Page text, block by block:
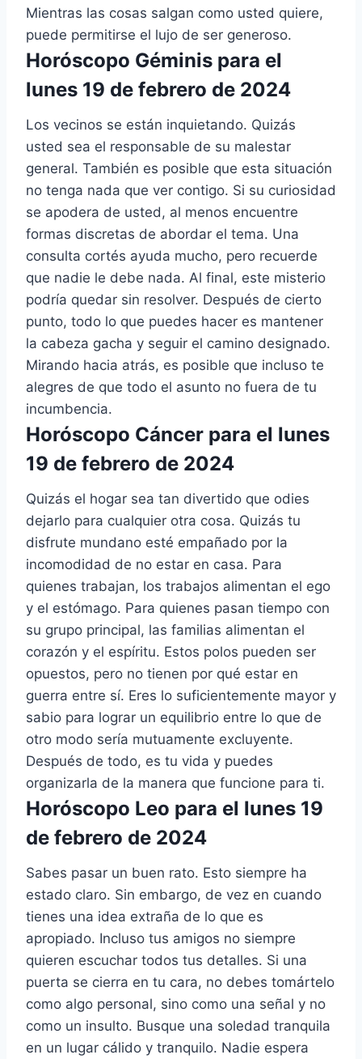
Mientras las cosas salgan como usted quiere,
puede permitirse el lujo de ser generoso.
Horóscopo Géminis para el
lunes 19 de febrero de 2024
Los vecinos se están inquietando. Quizás
usted sea el responsable de su malestar
general. También es posible que esta situación
no tenga nada que ver contigo. Si su curiosidad
se apodera de usted, al menos encuentre
formas discretas de abordar el tema. Una
consulta cortés ayuda mucho, pero recuerde
que nadie le debe nada. Al final, este misterio
podría quedar sin resolver. Después de cierto
punto, todo lo que puedes hacer es mantener
la cabeza gacha y seguir el camino designado.
Mirando hacia atrás, es posible que incluso te
alegres de que todo el asunto no fuera de tu
incumbencia.
Horóscopo Cáncer para el lunes
19 de febrero de 2024
Quizás el hogar sea tan divertido que odies
dejarlo para cualquier otra cosa. Quizás tu
disfrute mundano esté empañado por la
incomodidad de no estar en casa. Para
quienes trabajan, los trabajos alimentan el ego
y el estómago. Para quienes pasan tiempo con
su grupo principal, las familias alimentan el
corazón y el espíritu. Estos polos pueden ser
opuestos, pero no tienen por qué estar en
guerra entre sí. Eres lo suficientemente mayor y
sabio para lograr un equilibrio entre lo que de
otro modo sería mutuamente excluyente.
Después de todo, es tu vida y puedes
organizarla de la manera que funcione para ti.
Horóscopo Leo para el lunes 19
de febrero de 2024
Sabes pasar un buen rato. Esto siempre ha
estado claro. Sin embargo, de vez en cuando
tienes una idea extraña de lo que es
apropiado. Incluso tus amigos no siempre
quieren escuchar todos tus detalles. Si una
puerta se cierra en tu cara, no debes tomártelo
como algo personal, sino como una señal y no
como un insulto. Busque una soledad tranquila
en un lugar cálido y tranquilo. Nadie espera